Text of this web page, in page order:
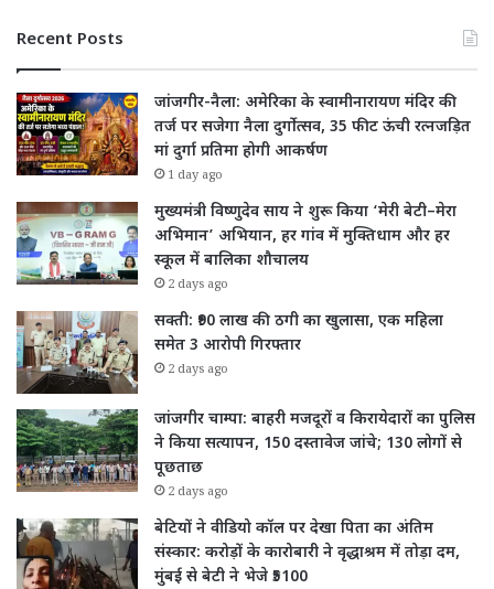
Recent Posts
जांजगीर-नैला: अमेरिका के स्वामीनारायण मंदिर की
तर्ज पर सजेगा नैला दुर्गोत्सव, 35 फीट ऊंची रत्नजड़ित
मां दुर्गा प्रतिमा होगी आकर्षण
1 day ago
मुख्यमंत्री विष्णुदेव साय ने शुरू किया ‘मेरी बेटी–मेरा
अभिमान’ अभियान, हर गांव में मुक्तिधाम और हर
स्कूल में बालिका शौचालय
2 days ago
सक्ती: ₹90 लाख की ठगी का खुलासा, एक महिला
समेत 3 आरोपी गिरफ्तार
2 days ago
जांजगीर चाम्पा: बाहरी मजदूरों व किरायेदारों का पुलिस
ने किया सत्यापन, 150 दस्तावेज जांचे; 130 लोगों से
पूछताछ
2 days ago
बेटियों ने वीडियो कॉल पर देखा पिता का अंतिम
संस्कार: करोड़ों के कारोबारी ने वृद्धाश्रम में तोड़ा दम,
मुंबई से बेटी ने भेजे ₹5100